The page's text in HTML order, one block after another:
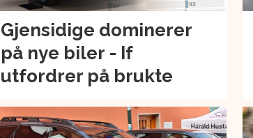
Gjensidige dominerer
på nye biler - If
utfordrer på brukte